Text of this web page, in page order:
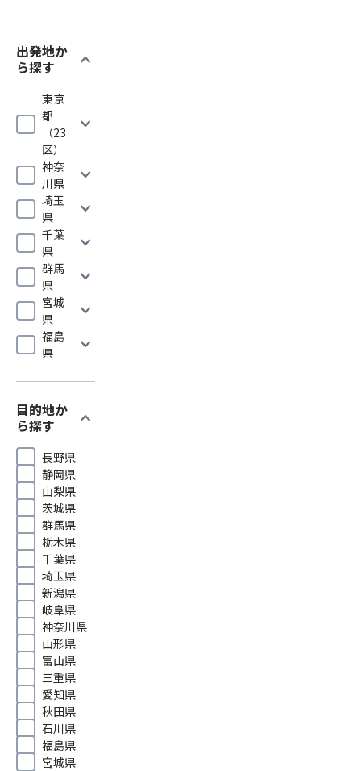
出発地か
ら探す
expand_more
東京
都
（23
区）
expand_more
神奈
川県
expand_more
埼玉
県
expand_more
千葉
県
expand_more
群馬
県
expand_more
宮城
県
expand_more
福島
県
expand_more
目的地か
ら探す
expand_more
長野県
静岡県
山梨県
茨城県
群馬県
栃木県
千葉県
埼玉県
新潟県
岐阜県
神奈川県
山形県
富山県
三重県
愛知県
秋田県
石川県
福島県
宮城県